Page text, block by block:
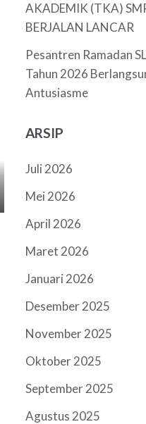
AKADEMIK (TKA)
BERJALAN LANCAR
Pesantren Ramadan
Tahun 2026
Antusiasme
ARSIP
Juli 2026
Mei 2026
April 2026
Maret 2026
Januari 2026
Desember 2025
November 2025
Oktober 2025
September 2025
Agustus 2025